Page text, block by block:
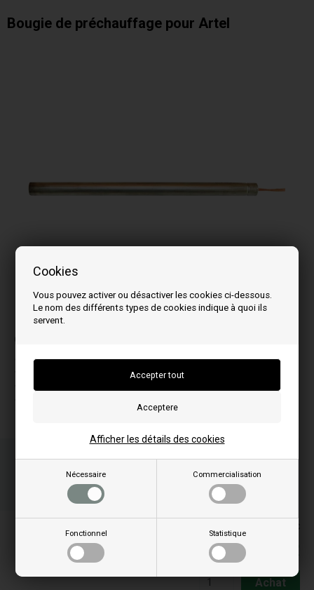
Cookies
Vous pouvez activer ou désactiver les cookies ci-dessous.
Le nom des différents types de cookies indique à quoi ils
servent.
Nécessaire Commercialisation
Fonctionnel Statistique
Afficher les détails des cookies
Bougie de préchauffage pour Artel
Correspond aux modèles:
S
S-M 12-16
en semaine et nous expédions le jour même
39,50
Achat